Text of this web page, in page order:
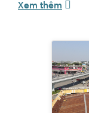
quận Bình Thạnh.
nước vừa giúp
Lịch sử hình
Thời Việt Nam
Xem thêm